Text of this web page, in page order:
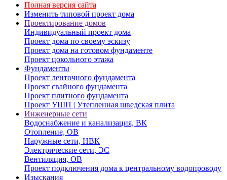
Полная версия сайта
Изменить типовой проект дома
Проектирование домов
Индивидуальный проект дома
Проект дома по своему эскизу
Проект дома на готовом фундаменте
Проект цокольного этажа
Фундаменты
Проект ленточного фундамента
Проект свайного фундамента
Проект плитного фундамента
Проект УШП | Утепленная шведская плита
Инженерные сети
Водоснабжение и канализация, ВК
Отопление, ОВ
Наружные сети, НВК
Электрические сети, ЭС
Вентиляция, ОВ
Проект подключения дома к центральному водопроводу
Изыскания